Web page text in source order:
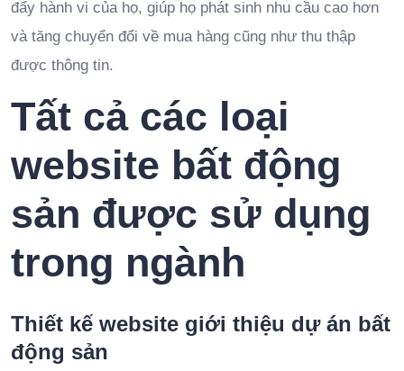
đẩy hành vi của họ, giúp họ phát sinh nhu cầu cao hơn
và tăng chuyển đổi về mua hàng cũng như thu thập
được thông tin.
Tất cả các loại
website bất động
sản được sử dụng
trong ngành
Thiết kế website giới thiệu dự án bất
động sản